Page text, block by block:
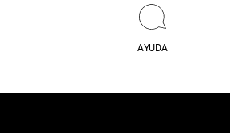
AYUDA